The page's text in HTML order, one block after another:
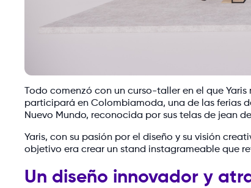
Todo comenzó con un curso-taller en el que
participará en Colombiamoda, una de las ferias
Nuevo Mundo, reconocida por sus telas de jean
Yaris, con su pasión por el diseño y su visión
objetivo era crear un stand instagrameable que
Un diseño innovador y